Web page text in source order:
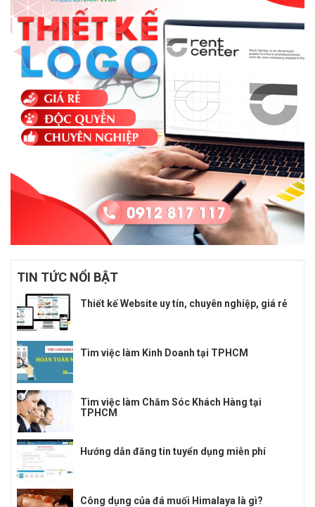
TIN TỨC NỔI BẬT
Thiết kế Website uy tín, chuyên nghiệp, giá rẻ
Tìm việc làm Kinh Doanh tại TPHCM
Tìm việc làm Chăm Sóc Khách Hàng tại
TPHCM
Hướng dẫn đăng tin tuyển dụng miễn phí
Công dụng của đá muối Himalaya là gì?